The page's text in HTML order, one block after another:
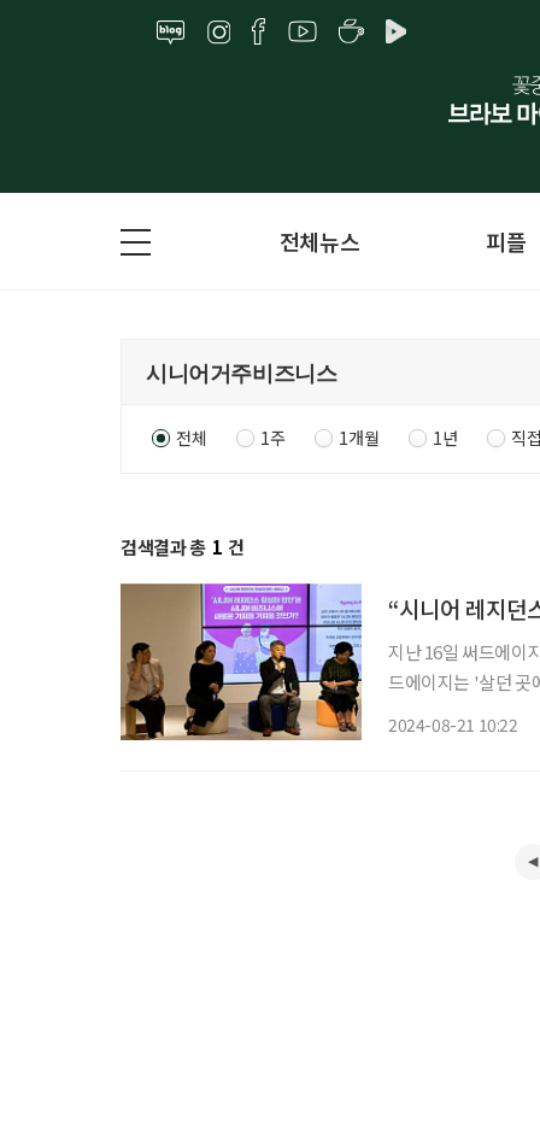
전체뉴스 피플
전체 1주 1개월 1년 직
검색결과 총 1 건
“시니어 레지던
지난 16일 써드에이
드에이지는 '살던 곳
2024-08-21 10:22